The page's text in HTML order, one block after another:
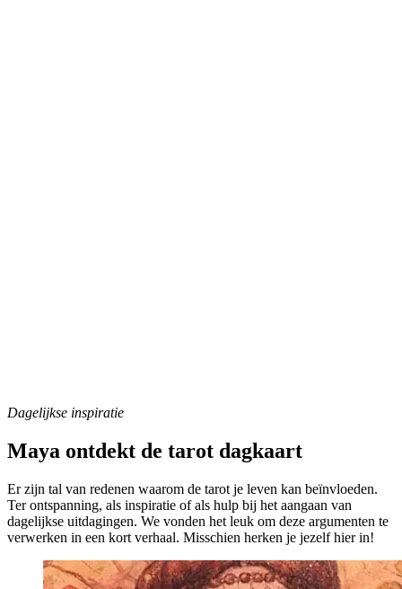
Dagelijkse inspiratie
Maya ontdekt de tarot dagkaart
Er zijn tal van redenen waarom de tarot je leven kan beïnvloeden.
Ter ontspanning, als inspiratie of als hulp bij het aangaan van
dagelijkse uitdagingen. We vonden het leuk om deze argumenten te
verwerken in een kort verhaal. Misschien herken je jezelf hier in!